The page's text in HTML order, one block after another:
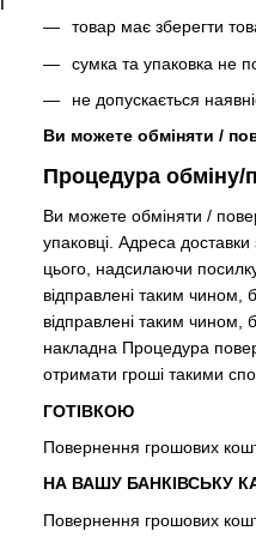
товар має зберегти
сумка та упаковка не
не допускається
Ви можете обміняти /
Процедура обміну/
Ви можете обміняти /
упаковці. Адреса
цього, надсилаючи
відправлені таким чином,
відправлені таким чином,
накладна Процедура
отримати гроші такими
ГОТІВКОЮ
Повернення грошових
НА ВАШУ БАНКІВСЬКУ
Повернення грошових